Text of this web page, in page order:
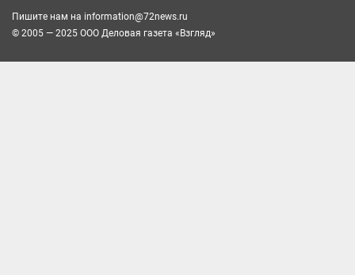
Пишите нам на information@72news.ru
© 2005 — 2025 ООО Деловая газета «Взгляд»